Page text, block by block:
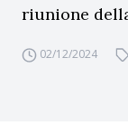
riunione
02/12/2024